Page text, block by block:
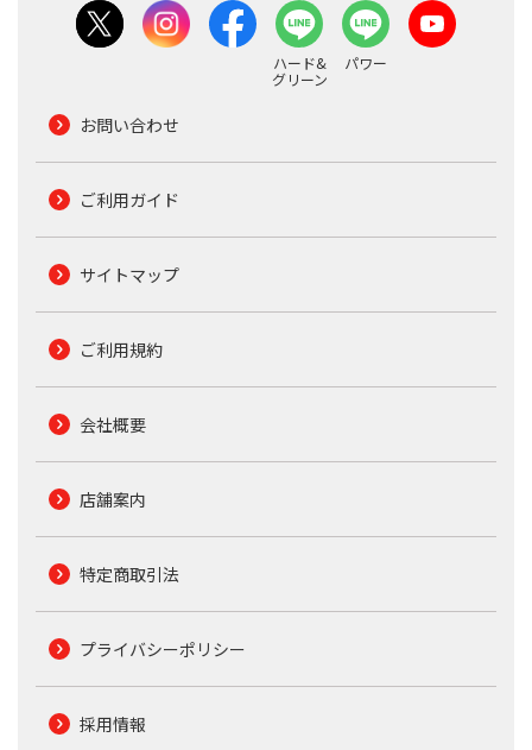
ハード&
グリーン
パワー
お問い合わせ
ご利用ガイド
サイトマップ
ご利用規約
会社概要
店舗案内
特定商取引法
プライバシーポリシー
採用情報